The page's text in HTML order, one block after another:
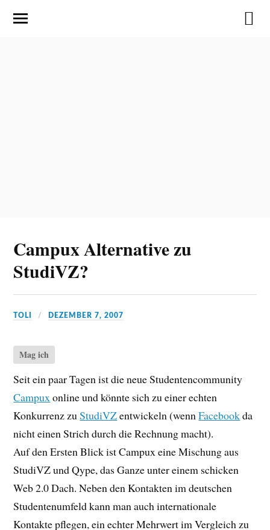
Campux Alternative zu
StudiVZ?
TOLI DEZEMBER 7, 2007
Mag ich
Seit ein paar Tagen ist die neue Studentencommunity
Campuxonline und könnte sich zu einer echten
Konkurrenz zuStudiVZentwickeln (wennFacebookda
nicht einen Strich durch die Rechnung macht).
Auf den Ersten Blick ist Campux eine Mischung aus
StudiVZ und Qype, das Ganze unter einem schicken
Web 2.0 Dach. Neben den Kontakten im deutschen
Studentenumfeld kann man auch internationale
Kontakte pflegen, ein echter Mehrwert im Vergleich zu